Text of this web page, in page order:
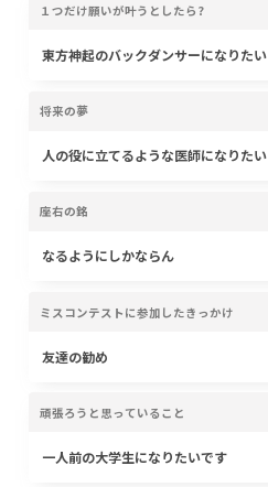
１つだけ願いが叶うとしたら?
東方神起のバックダンサーになりたい
将来の夢
人の役に立てるような医師になりたい
座右の銘
なるようにしかならん
ミスコンテストに参加したきっかけ
友達の勧め
頑張ろうと思っていること
一人前の大学生になりたいです